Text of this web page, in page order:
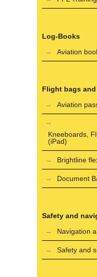
Log-Books
Aviation
Flight bags
Aviation
Kneeboards,
(iPad)
Brightline
Document
Safety and
Navigation
Safety and